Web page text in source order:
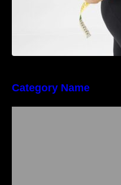
Category Name